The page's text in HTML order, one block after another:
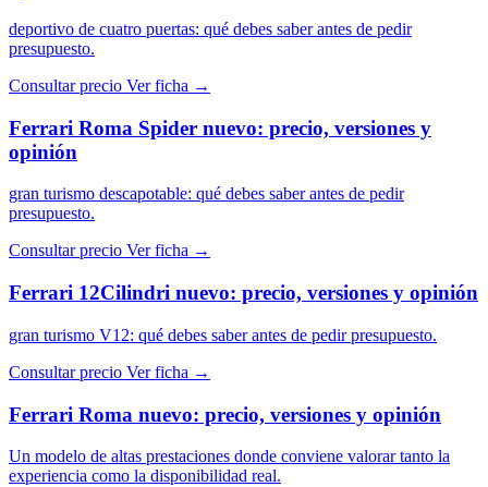
deportivo de cuatro puertas: qué debes saber antes de pedir
presupuesto.
Consultar precio Ver ficha →
Ferrari Roma Spider nuevo: precio, versiones y
opinión
gran turismo descapotable: qué debes saber antes de pedir
presupuesto.
Consultar precio Ver ficha →
Ferrari 12Cilindri nuevo: precio, versiones y opinión
gran turismo V12: qué debes saber antes de pedir presupuesto.
Consultar precio Ver ficha →
Ferrari Roma nuevo: precio, versiones y opinión
Un modelo de altas prestaciones donde conviene valorar tanto la
experiencia como la disponibilidad real.